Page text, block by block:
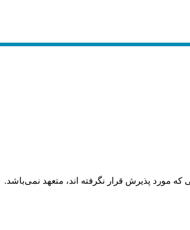
مورد پذیرش قرار نگرفته اند، متعهد نمی‌باشد.